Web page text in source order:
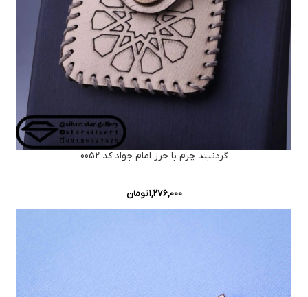
گردنبند چرم با حرز امام جواد کد 0052
1,276,000تومان